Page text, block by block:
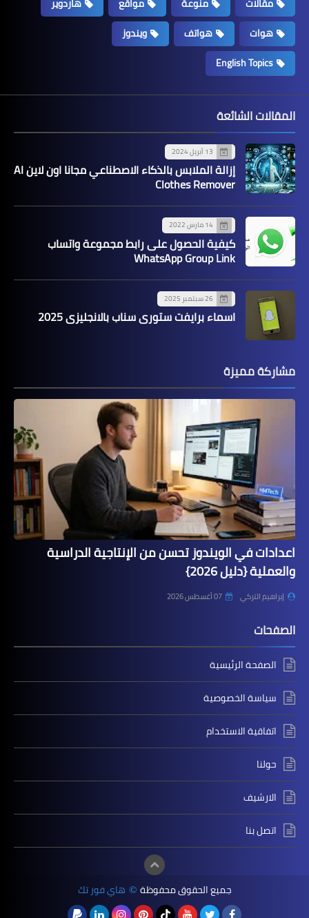
هوات
هواتف
ويندوز
English Topics
المقالات الشائعة
13 أبريل 2024
إزالة الملابس بالذكاء الاصطناعي مجانا اون لاين AI
Clothes Remover
14 مارس 2022
كيفية الحصول على رابط مجموعة واتساب
WhatsApp Group Link
26 سبتمبر 2025
اسماء برايفت ستوري سناب بالانجليزي 2025
مشاركة مميزة
اعدادات في الويندوز تحسن من الإنتاجية الدراسية
والعملية {دليل 2026}
إبراهيم التركي 07 أغسطس 2026
الصفحات
الصفحة الرئيسية
سياسة الخصوصية
اتفاقية الاستخدام
حولنا
الارشيف
اتصل بنا
جميع الحقوق محفوظة © هاي فور تك